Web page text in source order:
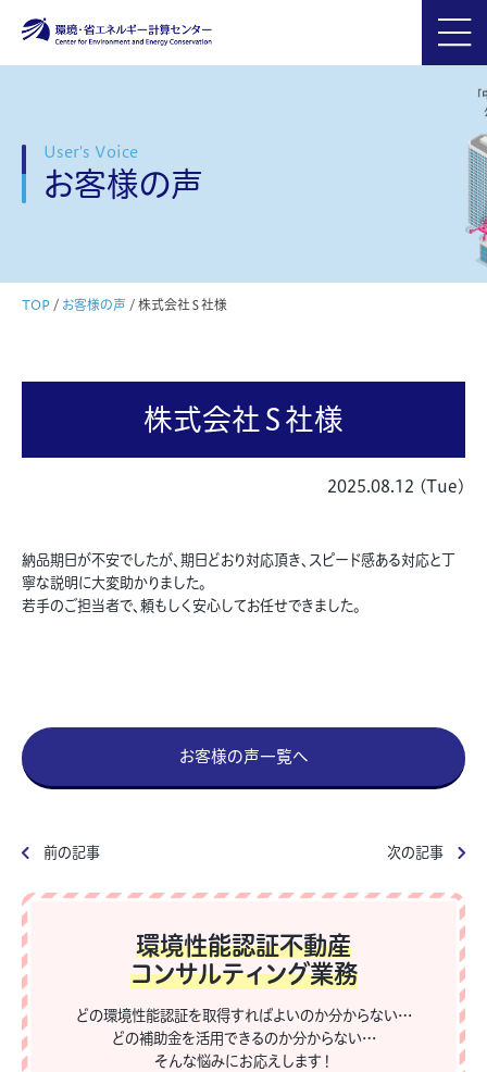
User's Voice
お客様の声
TOP / お客様の声 / 株式会社Ｓ社様
株式会社Ｓ社様
2025.08.12 (Tue)
納品期日が不安でしたが、期日どおり対応頂き、スピード感ある対応と丁
寧な説明に大変助かりました。
若手のご担当者で、頼もしく安心してお任せできました。
お客様の声一覧へ
前の記事 次の記事
環境性能認証不動産
コンサルティング業務
どの環境性能認証を取得すればよいのか分からない…
どの補助金を活用できるのか分からない…
そんな悩みにお応えします！